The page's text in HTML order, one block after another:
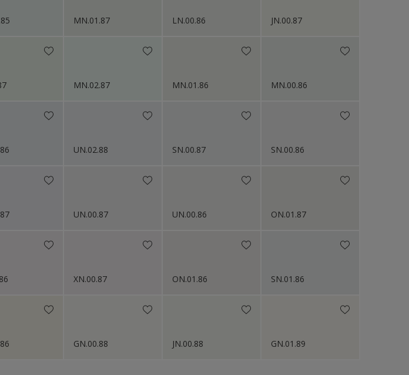
MN.01.87 LN.00.86 JN.00.87
MN.02.87 MN.01.86 MN.00.86
UN.02.88 SN.00.87 SN.00.86
UN.00.87 UN.00.86 ON.01.87
XN.00.87 ON.01.86 SN.01.86
GN.00.88 JN.00.88 GN.01.89